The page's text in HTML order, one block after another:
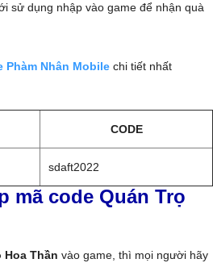
sử dụng nhập vào game để nhận quà
Phàm Nhân Mobile chi tiết nhất
CODE
sdaft2022
mã code Quán Trọ
Hoa Thần vào game, thì mọi người hãy